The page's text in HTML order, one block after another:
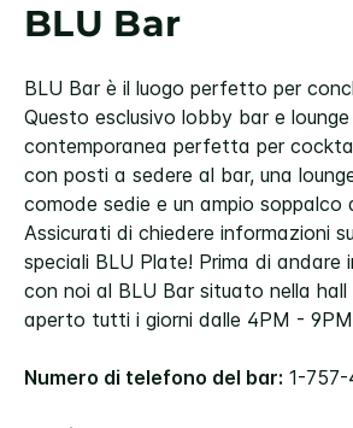
BLU Bar
BLU Bar è il luogo perfetto per
Questo esclusivo lobby bar e
contemporanea perfetta per
con posti a sedere al bar, una
comode sedie e un ampio soppalco
Assicurati di chiedere informazioni
speciali BLU Plate! Prima di andare
con noi al BLU Bar situato nella hall
aperto tutti i giorni dalle 4PM -
Numero di telefono del bar: 1-